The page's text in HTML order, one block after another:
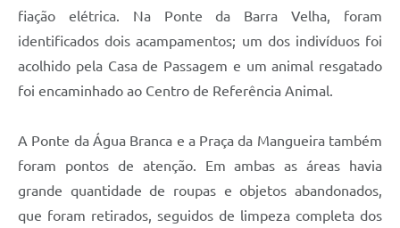
fiação elétrica. Na Ponte da Barra Velha, foram
identificados dois acampamentos; um dos indivíduos foi
acolhido pela Casa de Passagem e um animal resgatado
foi encaminhado ao Centro de Referência Animal.
A Ponte da Água Branca e a Praça da Mangueira também
foram pontos de atenção. Em ambas as áreas havia
grande quantidade de roupas e objetos abandonados,
que foram retirados, seguidos de limpeza completa dos